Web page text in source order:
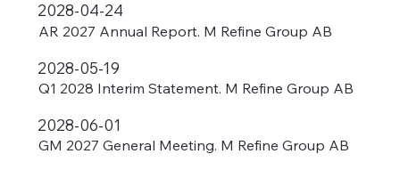
AR 2027 Annual Report. M Refine Group AB
2028-04-24
Q1 2028 Interim Statement. M Refine Group AB
2028-05-19
GM 2027 General Meeting. M Refine Group AB
2028-06-01